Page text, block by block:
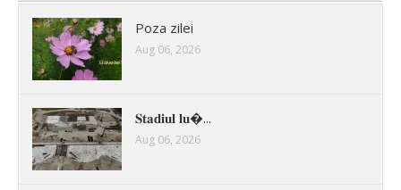
Poza zilei
Aug 06, 2026
𝐒𝐭𝐚𝐝𝐢𝐮𝐥 𝐥𝐮�...
Aug 06, 2026